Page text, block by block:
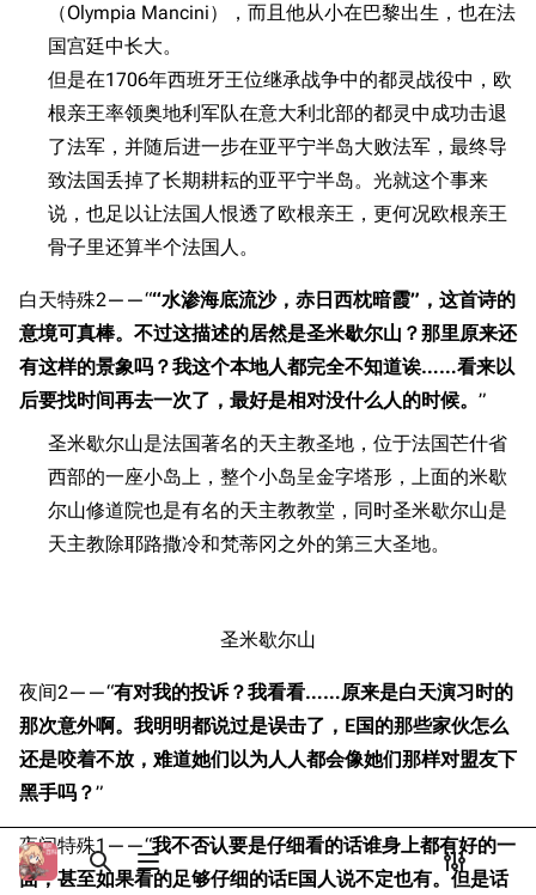
打开/关闭搜索
打开/关闭菜单
友情链接
舰少资料库
NGA战舰少女R专
萌娘百科战舰少女
苍青幻影wiki（只
读）
四叶草剧场BiliWiki
战列舰论坛
Secret Projects论
坛
Shipbucket像素战
舰
资料站
JSTOR期刊图书馆
Navweaps（镜
像）
Navypedia
Naval
Encyclopedia
NavSource
Wings Aviation
装甲航母网
Dreadnoughtproject
战舰计划1900-
1950
美国海军历史手册
平贺让数字档案馆
Hyper War
大英帝国战争博物
Naval History
德国联邦数字档案
馆
打开/关
打
未登录用户的IP地址会在进行任意编辑后公开展示。
创建账号
登录
分享此页面 更多
清除缓存
链入页面
相关更改
页面信息
Cargo数据
引用此页
（Olympia Mancini），而且他从小在巴黎出生，也在法
国宫廷中长大。
但是在1706年西班牙王位继承战争中的都灵战役中，欧
根亲王率领奥地利军队在意大利北部的都灵中成功击退
了法军，并随后进一步在亚平宁半岛大败法军，最终导
致法国丢掉了长期耕耘的亚平宁半岛。光就这个事来
说，也足以让法国人恨透了欧根亲王，更何况欧根亲王
骨子里还算半个法国人。
白天特殊2——““水渗海底流沙，赤日西枕暗霞”，这首诗的
意境可真棒。不过这描述的居然是圣米歇尔山？那里原来还
有这样的景象吗？我这个本地人都完全不知道诶……看来以
后要找时间再去一次了，最好是相对没什么人的时候。 ”
圣米歇尔山是法国著名的天主教圣地，位于法国芒什省
西部的一座小岛上，整个小岛呈金字塔形，上面的米歇
尔山修道院也是有名的天主教教堂，同时圣米歇尔山是
天主教除耶路撒冷和梵蒂冈之外的第三大圣地。
圣米歇尔山
夜间2——“有对我的投诉？我看看……原来是白天演习时的
那次意外啊。我明明都说过是误击了，E国的那些家伙怎么
还是咬着不放，难道她们以为人人都会像她们那样对盟友下
黑手吗？”
夜间特殊1——“我不否认要是仔细看的话谁身上都有好的一
面，甚至如果看的足够仔细的话E国人说不定也有。但是话
目录
游戏数据
台词
原型简介
舰船设计
设计背景
基础参数
一战时期
间战时期
第一次现代化改造
第三次现代化改造
二战时期
前期
同厂舰娘
参考链接与注释